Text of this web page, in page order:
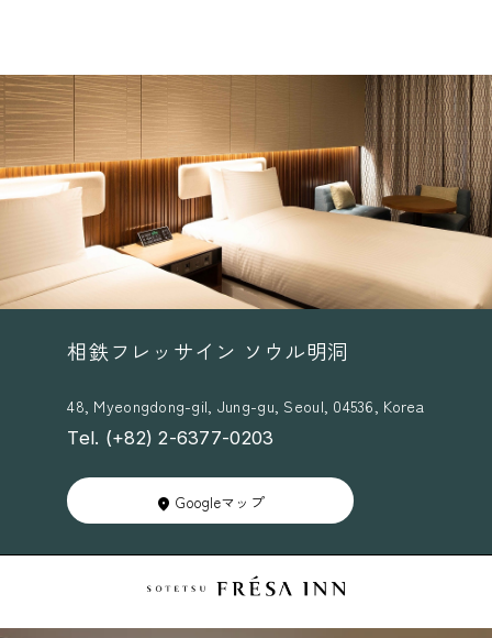
相鉄フレッサイン ソウル明洞
48, Myeongdong-gil, Jung-gu, Seoul, 04536, Korea
Tel. (+82) 2-6377-0203
Googleマップ